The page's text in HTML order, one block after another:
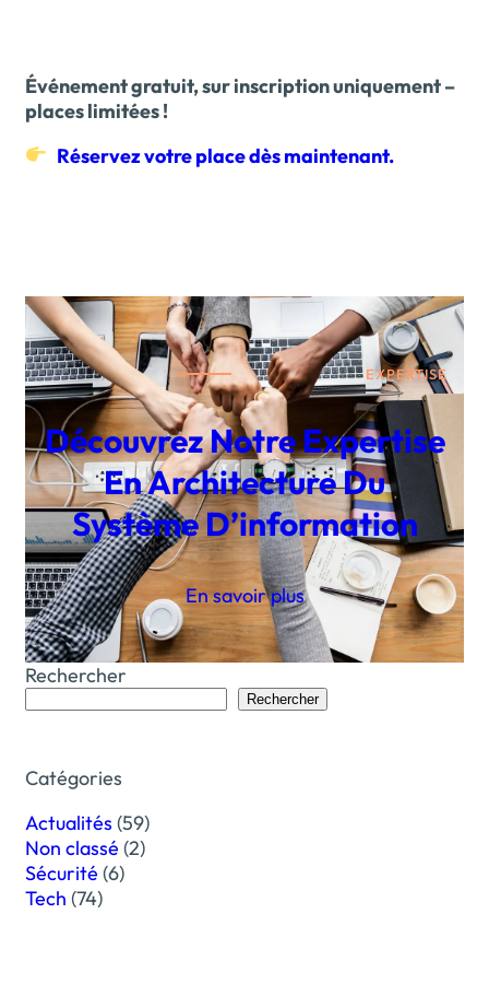
Événement gratuit, sur inscription uniquement –
places limitées !
Réservez votre place dès maintenant.
EXPERTISE
Découvrez Notre Expertise
En Architecture Du
Système D’information
En savoir plus
Rechercher
Rechercher
Catégories
Actualités (59)
Non classé (2)
Sécurité (6)
Tech (74)